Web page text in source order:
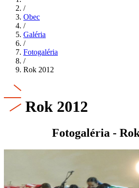
/
Obec
/
Galéria
/
Fotogaléria
/
Rok 2012
Rok 2012
Fotogaléria -